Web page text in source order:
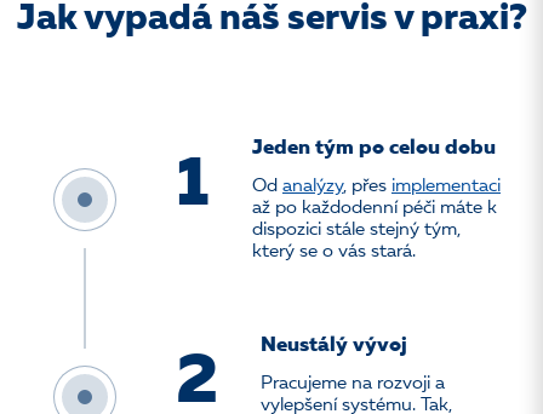
Jak vypadá náš servis v praxi?
1
Jeden tým po celou dobu
Od analýzy, přes implementaci
až po každodenní péči máte k
dispozici stále stejný tým,
který se o vás stará.
2
Neustálý vývoj
Pracujeme na rozvoji a
vylepšení systému. Tak,